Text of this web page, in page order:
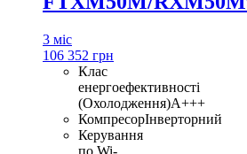
3 міс
106 352 грн
Клас
енергоефективності
(Охолодження)A+++
КомпресорІнверторний
Керування